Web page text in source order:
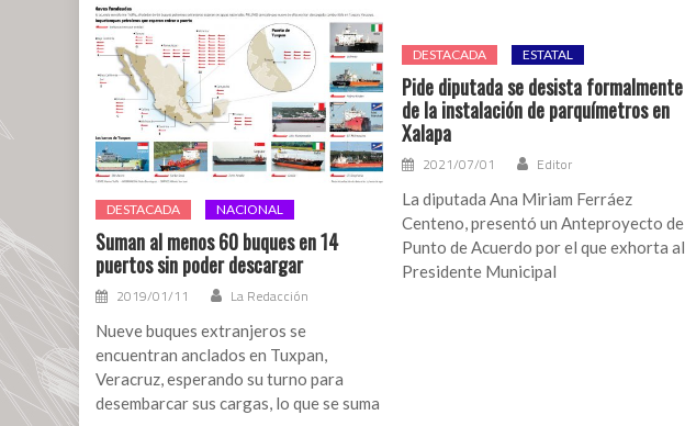
DESTACADA NACIONAL
Suman al menos 60 buques en 14
puertos sin poder descargar
2019/01/11 La Redacción
Nueve buques extranjeros se
encuentran anclados en Tuxpan,
Veracruz, esperando su turno para
desembarcar sus cargas, lo que se suma
DESTACADA ESTATAL
Pide diputada se desista formalmente
de la instalación de parquímetros en
Xalapa
2021/07/01 Editor
La diputada Ana Miriam Ferráez
Centeno, presentó un Anteproyecto de
Punto de Acuerdo por el que exhorta al
Presidente Municipal